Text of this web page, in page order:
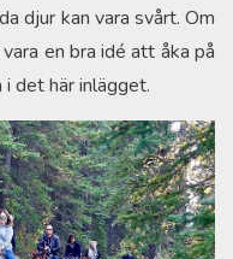
djur kan vara svårt. Om
en bra idé att åka på
det här inlägget.